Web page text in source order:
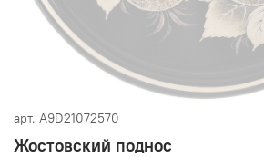
арт. A9D21072570
Жостовский поднос